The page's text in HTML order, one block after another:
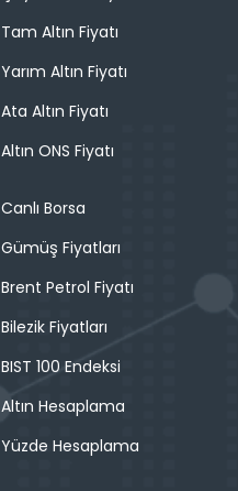
Tam Altın Fiyatı
Yarım Altın Fiyatı
Ata Altın Fiyatı
Altın ONS Fiyatı
Canlı Borsa
Gümüş Fiyatları
Brent Petrol Fiyatı
Bilezik Fiyatları
BIST 100 Endeksi
Altın Hesaplama
Yüzde Hesaplama